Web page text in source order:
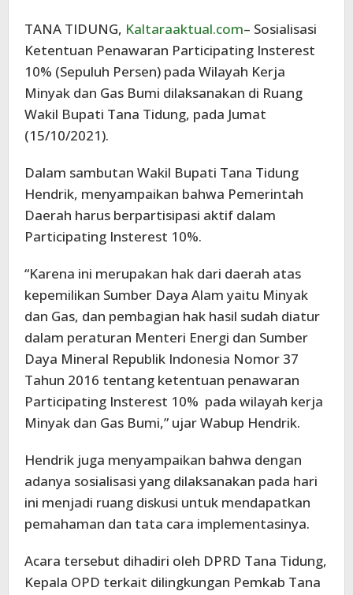
TANA TIDUNG, Kaltaraaktual.com– Sosialisasi
Ketentuan Penawaran Participating Insterest
10% (Sepuluh Persen) pada Wilayah Kerja
Minyak dan Gas Bumi dilaksanakan di Ruang
Wakil Bupati Tana Tidung, pada Jumat
(15/10/2021).
Dalam sambutan Wakil Bupati Tana Tidung
Hendrik, menyampaikan bahwa Pemerintah
Daerah harus berpartisipasi aktif dalam
Participating Insterest 10%.
“Karena ini merupakan hak dari daerah atas
kepemilikan Sumber Daya Alam yaitu Minyak
dan Gas, dan pembagian hak hasil sudah diatur
dalam peraturan Menteri Energi dan Sumber
Daya Mineral Republik Indonesia Nomor 37
Tahun 2016 tentang ketentuan penawaran
Participating Insterest 10% pada wilayah kerja
Minyak dan Gas Bumi,” ujar Wabup Hendrik.
Hendrik juga menyampaikan bahwa dengan
adanya sosialisasi yang dilaksanakan pada hari
ini menjadi ruang diskusi untuk mendapatkan
pemahaman dan tata cara implementasinya.
Acara tersebut dihadiri oleh DPRD Tana Tidung,
Kepala OPD terkait dilingkungan Pemkab Tana